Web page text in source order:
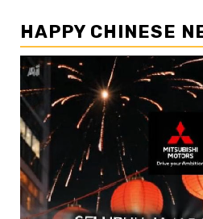
HAPPY CHINESE
Pemutar